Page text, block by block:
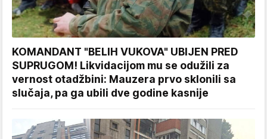
KOMANDANT "BELIH VUKOVA" UBIJEN PRED
SUPRUGOM! Likvidacijom mu se odužili za
vernost otadžbini: Mauzera prvo sklonili sa
slučaja, pa ga ubili dve godine kasnije